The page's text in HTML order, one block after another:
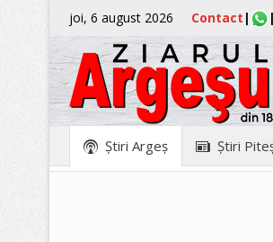
joi, 6 august 2026 Contact | |
Ştiri Argeş Ştiri